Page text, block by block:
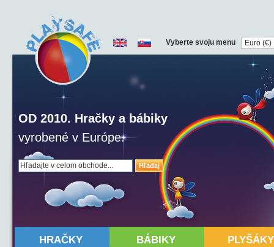
Hľadaj
OD 2010. Hračky a bábiky
vyrobené v Európe.
Vyberte svoju menu
HRAČKY BÁBIKY PLYŠÁKY